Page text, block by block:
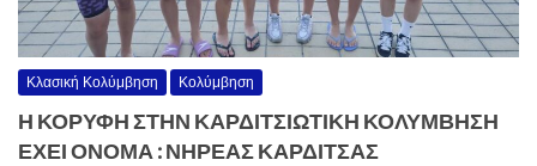
Κλασική Κολύμβηση Κολύμβηση
Η ΚΟΡΥΦΗ ΣΤΗΝ ΚΑΡΔΙΤΣΙΩΤΙΚΗ ΚΟΛΥΜΒΗΣΗ
ΕΧΕΙ ΟΝΟΜΑ : ΝΗΡΕΑΣ ΚΑΡΔΙΤΣΑΣ